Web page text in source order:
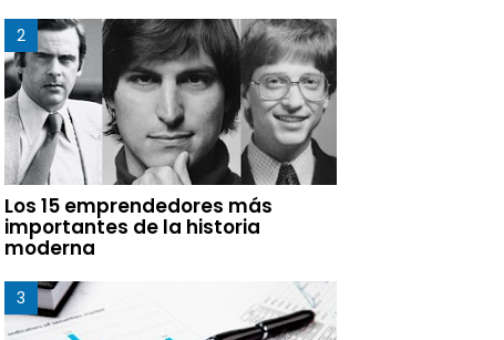
Los 15 emprendedores más
importantes de la historia
moderna